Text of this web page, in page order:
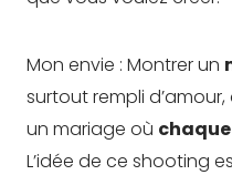
Mon envie : Montrer un
surtout rempli
un mariage où
L’idée de ce shooting